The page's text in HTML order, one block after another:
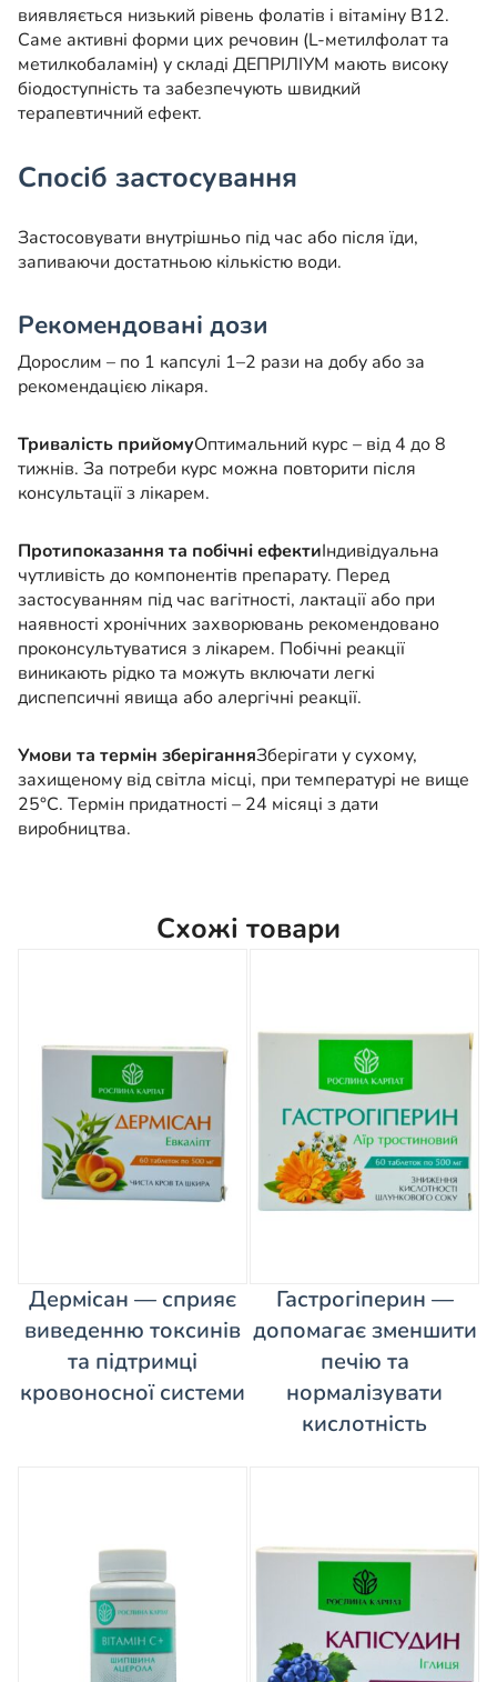
виявляється низький рівень фолатів і вітаміну B12.
Саме активні форми цих речовин (L-метилфолат та
метилкобаламін) у складі ДЕПРІЛІУМ мають високу
біодоступність та забезпечують швидкий
терапевтичний ефект.
Спосіб застосування
Застосовувати внутрішньо під час або після їди,
запиваючи достатньою кількістю води.
Рекомендовані дози
Дорослим – по 1 капсулі 1–2 рази на добу або за
рекомендацією лікаря.
Тривалість прийомуОптимальний курс – від 4 до 8
тижнів. За потреби курс можна повторити після
консультації з лікарем.
Протипоказання та побічні ефектиІндивідуальна
чутливість до компонентів препарату. Перед
застосуванням під час вагітності, лактації або при
наявності хронічних захворювань рекомендовано
проконсультуватися з лікарем. Побічні реакції
виникають рідко та можуть включати легкі
диспепсичні явища або алергічні реакції.
Умови та термін зберіганняЗберігати у сухому,
захищеному від світла місці, при температурі не вище
25°C. Термін придатності – 24 місяці з дати
виробництва.
Схожі товари
Дермісан — сприяє
виведенню токсинів
та підтримці
кровоносної системи
Гастрогіперин —
допомагає зменшити
печію та
нормалізувати
кислотність